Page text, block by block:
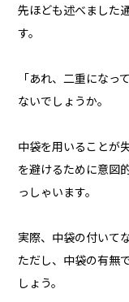
先ほども述べました
す。
「あれ、二重になっ
ないでしょうか。
中袋を用いることが
を避けるために意図
っしゃいます。
実際、中袋の付いて
ただし、中袋の有無
しょう。